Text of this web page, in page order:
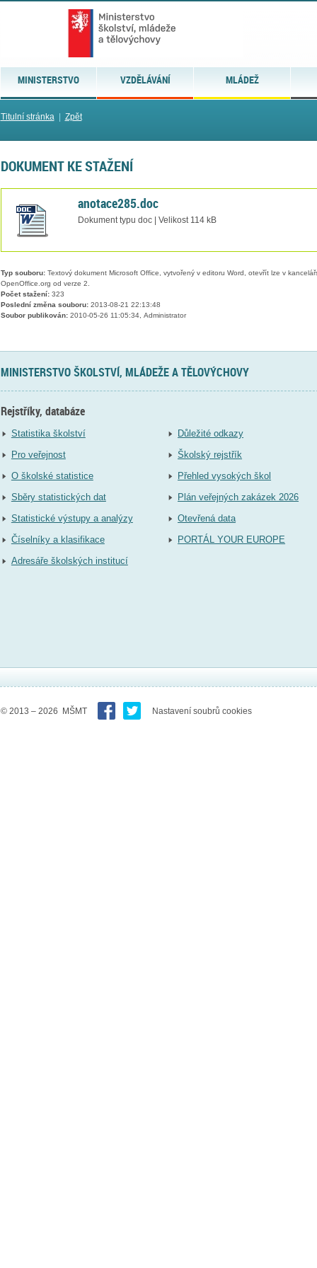
MINISTERSTVO VZDĚLÁVÁNÍ MLÁDEŽ
Titulní stránka| Zpět
DOKUMENT KE STAŽENÍ
anotace285.doc
Dokument typu doc | Velikost 114 kB
Typ souboru:Textový dokument Microsoft Office, vytvořený v editoru Word, otevřít lze v
OpenOffice.org od verze 2.
Počet stažení:323
Poslední změna souboru:2013-08-21 22:13:48
Soubor publikován:2010-05-26 11:05:34, Administrator
MINISTERSTVO ŠKOLSTVÍ, MLÁDEŽE A TĚLOVÝCHOVY
Rejstříky, databáze
Statistika školství
Pro veřejnost
O školské statistice
Sběry statistických dat
Statistické výstupy a analýzy
Číselníky a klasifikace
Adresáře školských institucí
Důležité odkazy
Školský rejstřík
Přehled vysokých škol
Plán veřejných zakázek 2026
Otevřená data
PORTÁL YOUR EUROPE
© 2013 – 2026 MŠMT Nastavení soubrů cookies